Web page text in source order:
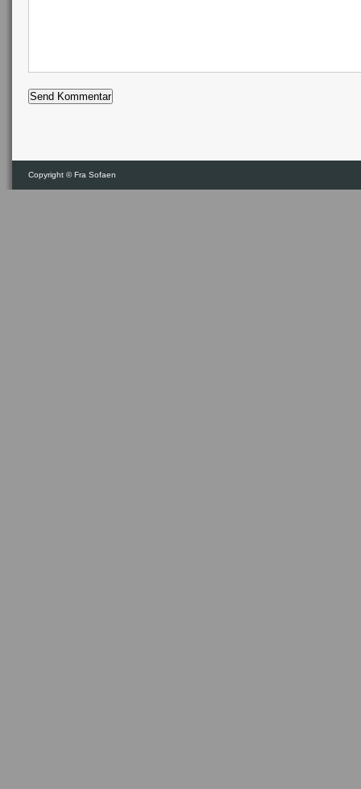
Copyright ©Fra Sofaen